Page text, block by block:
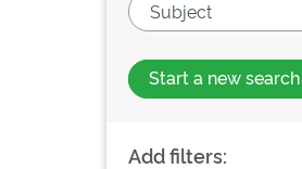
Start a new search
Add filters: